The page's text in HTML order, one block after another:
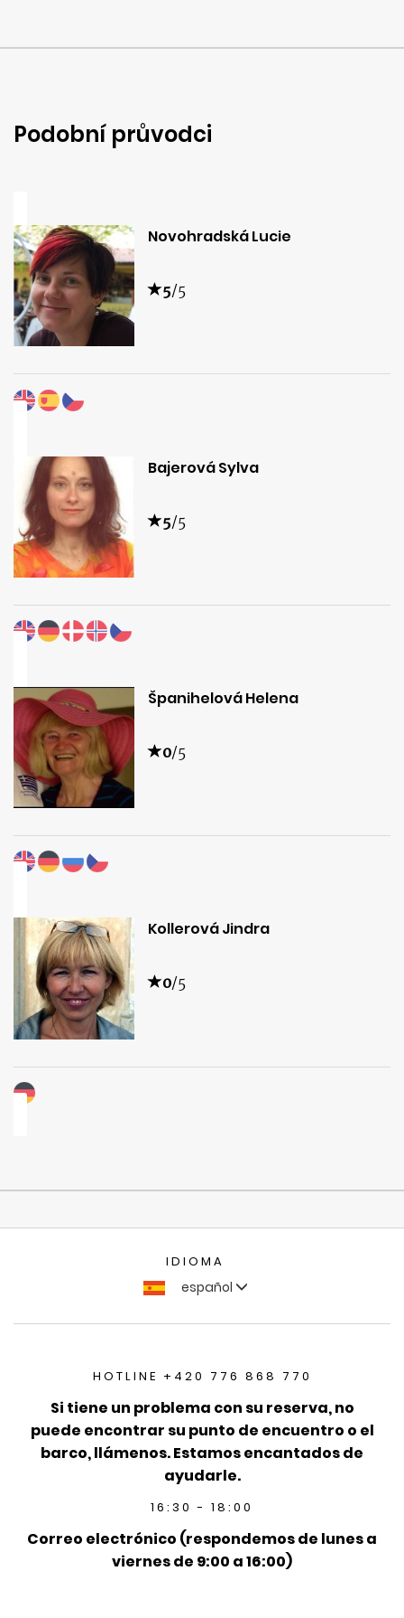
Podobní průvodci
Novohradská Lucie
5/5
Bajerová Sylva
5/5
Španihelová Helena
0/5
Kollerová Jindra
0/5
IDIOMA
español
HOTLINE +420 776 868 770
Si tiene un problema con su reserva, no
puede encontrar su punto de encuentro o el
barco, llámenos. Estamos encantados de
ayudarle.
16:30 - 18:00
Correo electrónico (respondemos de lunes a
viernes de 9:00 a 16:00)